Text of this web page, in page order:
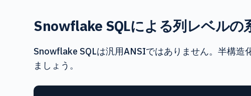
Snowflake SQLによる列レベルの
Snowflake SQLは汎用ANSIではありません。半構
ましょう。